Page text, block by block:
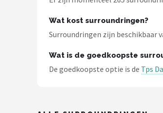
Wat kost surroundringen?
Surroundringen zijn beschikbaar
Wat is de goedkoopste
De goedkoopste optie is de Tps